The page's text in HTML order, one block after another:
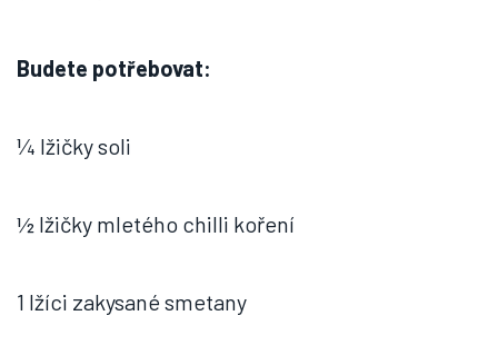
Budete potřebovat:
¼ lžičky soli
½ lžičky mletého chilli koření
1 lžíci zakysané smetany